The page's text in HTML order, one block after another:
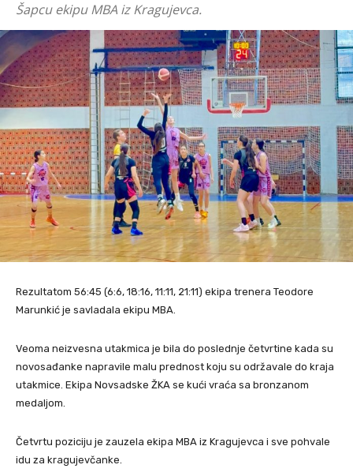
Šapcu ekipu MBA iz Kragujevca.
Rezultatom 56:45 (6:6, 18:16, 11:11, 21:11) ekipa trenera Teodore
Marunkić je savladala ekipu MBA.
Veoma neizvesna utakmica je bila do poslednje četvrtine kada su
novosađanke napravile malu prednost koju su održavale do kraja
utakmice. Ekipa Novsadske ŽKA se kući vraća sa bronzanom
medaljom.
Četvrtu poziciju je zauzela ekipa MBA iz Kragujevca i sve pohvale
idu za kragujevčanke.